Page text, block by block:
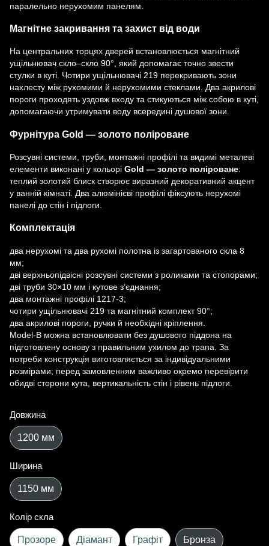
паралельно нерухомим панелям.
Магнітне закривання та захист від води
На центральних торцях дверей встановлюється магнітний
ущільнювач скло–скло 90°, який допомагає точно звести
стулки в куті. Чотири ущільнювачі 219 перекривають зони
нахлесту між рухомими й нерухомими стеклами. Два акрилові
пороги проходять уздовж входу та стикуються між собою в куті,
допомагаючи утримувати воду всередині душової зони.
Фурнітура Gold — золото поліроване
Розсувні системи, труби, монтажні профілі та видимі металеві
елементи виконані у кольорі Gold — золото поліроване:
теплий золотий блиск створює виразний декоративний акцент
у ванній кімнаті. Два алюмінієві профілі фіксують нерухомі
панелі до стін і підлоги.
Комплектація
два нерухомі та два рухомі полотна із загартованого скла 8
мм;
дві верхньопідвісні розсувні системи з роликами та стопорами;
дві труби 30×10 мм і кутове з’єднання;
два монтажні профілі 1217-3;
чотири ущільнювачі 219 та магнітний комплект 90°;
два акрилові пороги, ручки й необхідні кріплення.
Model-B можна встановлювати без душового піддона на
підготовлену основу з правильним ухилом до трапа. За
потреби конструкція виготовляється за індивідуальними
розмірами; перед замовленням важливо окремо перевірити
обидві сторони кута, вертикальність стін і рівень підлоги.
Довжина
1200 мм
Ширина
1150 мм
Колір скла
Прозоре Діамант Графіт Бронза